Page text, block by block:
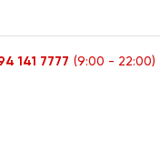
141 7777 (9:00 - 22:00)